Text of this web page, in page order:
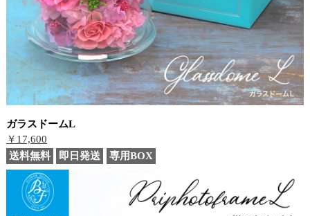
ガラスドームL
￥17,600
送料無料
即日発送 専用BOX